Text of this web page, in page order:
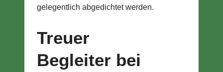
gelegentlich abgedichtet werden.
Treuer
Begleiter bei